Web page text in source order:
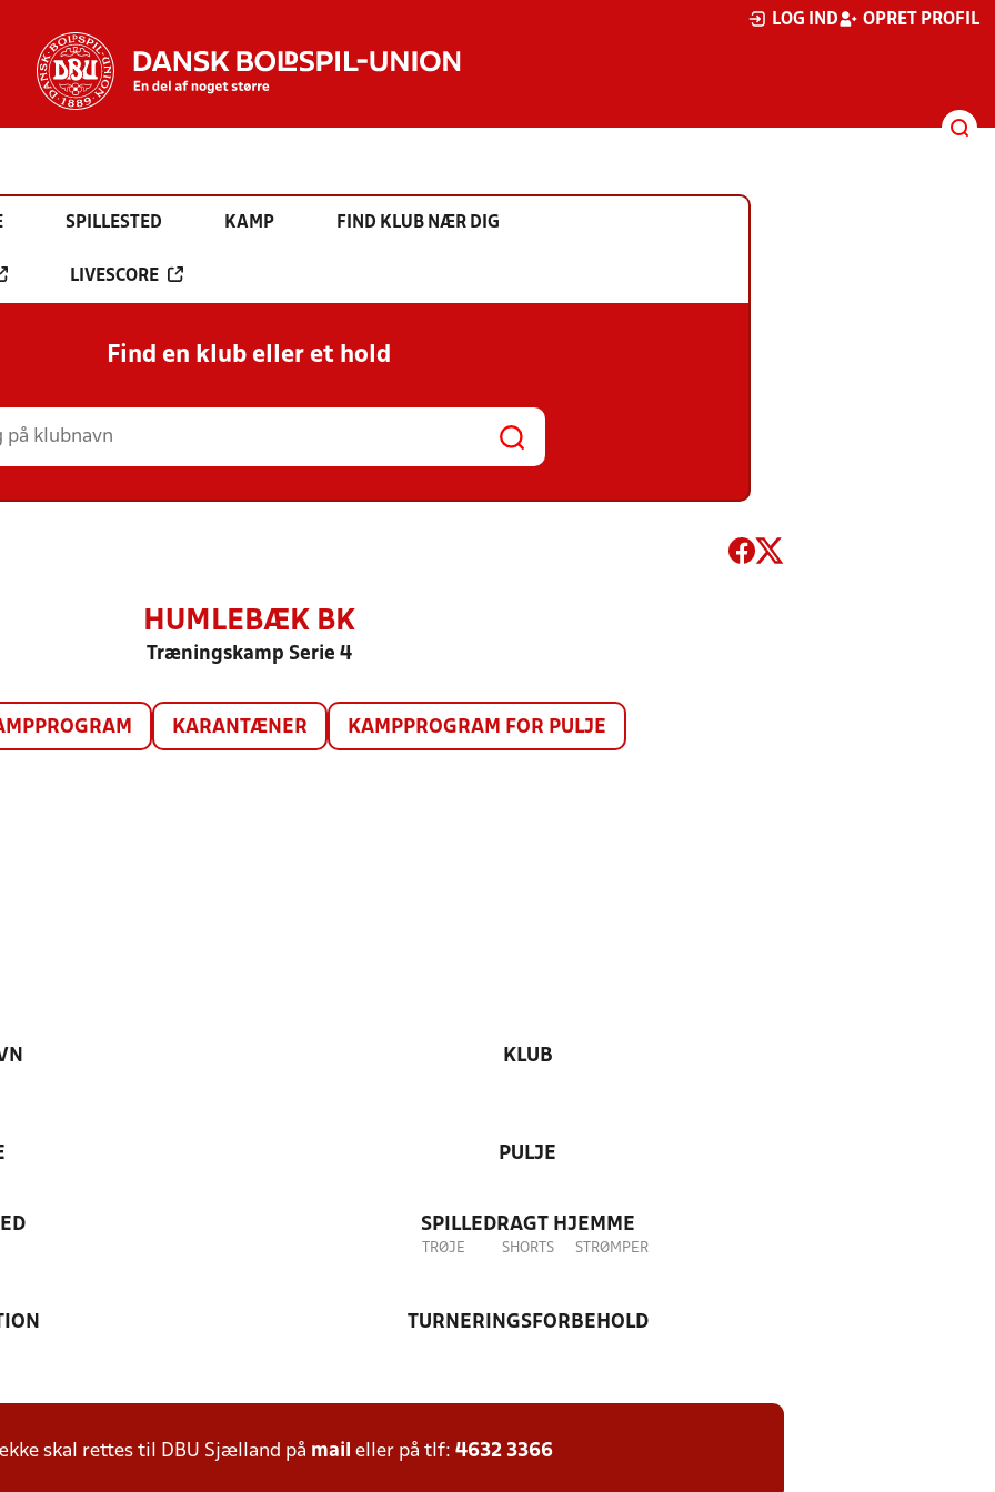
LOG IND OPRET PROFIL
SPILLESTED KAMP FIND KLUB NÆR DIG
LIVESCORE
Find en klub eller et hold
HUMLEBÆK BK
Træningskamp Serie 4
KARANTÆNER KAMPPROGRAM FOR PULJE
KLUB
PULJE
SPILLEDRAGT HJEMME
TRØJE SHORTS STRØMPER
TURNERINGSFORBEHOLD
skal rettes til DBU Sjælland på mail eller på tlf: 4632 3366